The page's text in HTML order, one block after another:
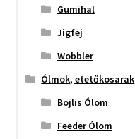
Gumihal
Jigfej
Wobbler
Ólmok, etetőkosarak
Bojlis Ólom
Feeder Ólom